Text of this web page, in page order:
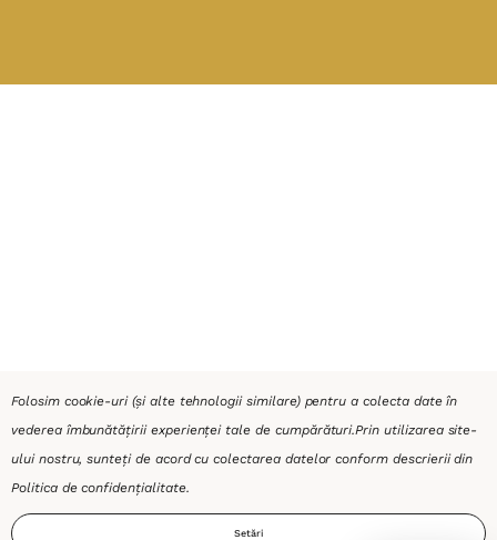
Folosim cookie-uri (și alte tehnologii similare) pentru a colecta date în
vederea îmbunătățirii experienței tale de cumpărături.Prin utilizarea site-
ului nostru, sunteți de acord cu colectarea datelor conform descrierii din
Politica de confidențialitate.
Setări